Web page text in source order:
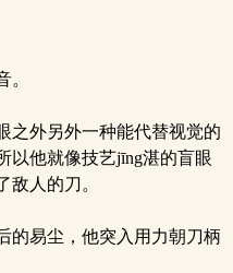
外另外一种能代替视觉的
以他就像技艺jīng湛的盲眼
敌人的刀。
易尘，他突入用力朝刀柄